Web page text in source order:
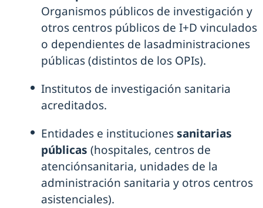
Organismos públicos de investigación y
otros centros públicos de I+D vinculados
o dependientes de lasadministraciones
públicas (distintos de los OPIs).
Institutos de investigación sanitaria
acreditados.
Entidades e institucionessanitarias
públicas (hospitales, centros de
atenciónsanitaria, unidades de la
administración sanitaria y otros centros
asistenciales).